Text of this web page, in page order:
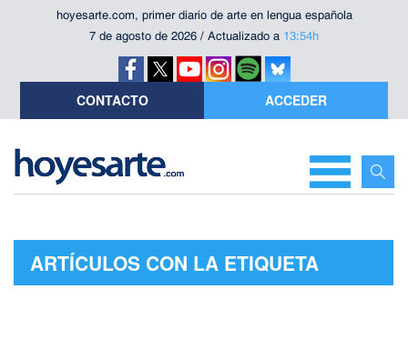
hoyesarte.com, primer diario de arte en lengua española
7 de agosto de 2026 / Actualizado a 13:54h
CONTACTO ACCEDER
ARTÍCULOS CON LA ETIQUETA